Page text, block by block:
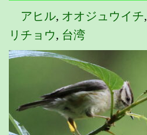
アヒル, オオジュウイチ,
リチョウ, 台湾